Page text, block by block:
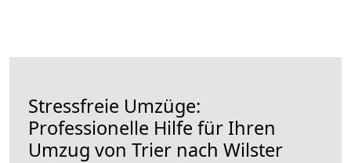
Stressfreie Umzüge:
Professionelle Hilfe für Ihren
Umzug von Trier nach Wilster